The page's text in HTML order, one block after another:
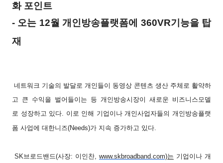
화 포인트
- 오는 12월 개인방송플랫폼에 360VR기능을 탑
재
네트워크 기술의 발달로 개인들이 동영상 콘텐츠 생산 주체로 활약하
고 큰 수익을 벌어들이는 등 개인방송시장이 새로운 비즈니스모델
로 성장하고 있다. 이로 인해 기업이나 개인사업자들의 개인방송플랫
폼 사업에 대한니즈(Needs)가 지속 증가하고 있다.
SK브로드밴드(사장: 이인찬, www.skbroadband.com)는 기업이나 개